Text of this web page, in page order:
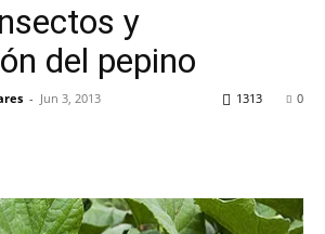
y
del pepino
- Jun 3, 2013 0
1313